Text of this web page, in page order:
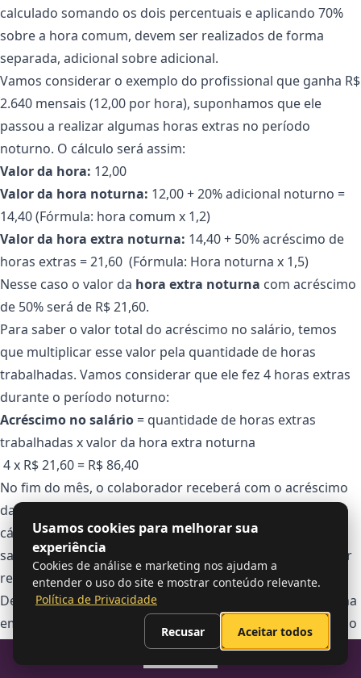
calculado somando os dois percentuais e aplicando 70%
sobre a hora comum, devem ser realizados de forma
separada, adicional sobre adicional.
Vamos considerar o exemplo do profissional que ganha R$
2.640 mensais (12,00 por hora), suponhamos que ele
passou a realizar algumas horas extras no período
noturno. O cálculo será assim:
Valor da hora: 12,00
Valor da hora noturna: 12,00 + 20% adicional noturno =
14,40 (Fórmula: hora comum x 1,2)
Valor da hora extra noturna: 14,40 + 50% acréscimo de
horas extras = 21,60 (Fórmula: Hora noturna x 1,5)
Nesse caso o valor da hora extra noturna com acréscimo
de 50% será de R$ 21,60.
Para saber o valor total do acréscimo no salário, temos
que multiplicar esse valor pela quantidade de horas
trabalhadas. Vamos considerar que ele fez 4 horas extras
durante o período noturno:
Acréscimo no salário = quantidade de horas extras
trabalhadas x valor da hora extra noturna
4 x R$ 21,60 = R$ 86,40
No fim do mês, o colaborador receberá com o acréscimo
das horas extras noturnas o valor de R$ 2.726,40. Esse
cálculo é um pouco mais complicado pois é necessário
saber exatamente quantas horas noturnas o colaborador
realizou para então saber como calcular a hora extra.
Dessa forma, é imprescindível que o
da empresa tenha
em mãos os registros dessas horas, pois qualquer erro no
cálculo da quantidade de horas pode resultar em uma
conta totalmente diferente.
Usamos cookies para melhorar sua
experiência
Cookies de análise e marketing nos ajudam a
entender o uso do site e mostrar conteúdo relevante.
Política de Privacidade
Recusar Aceitar todos